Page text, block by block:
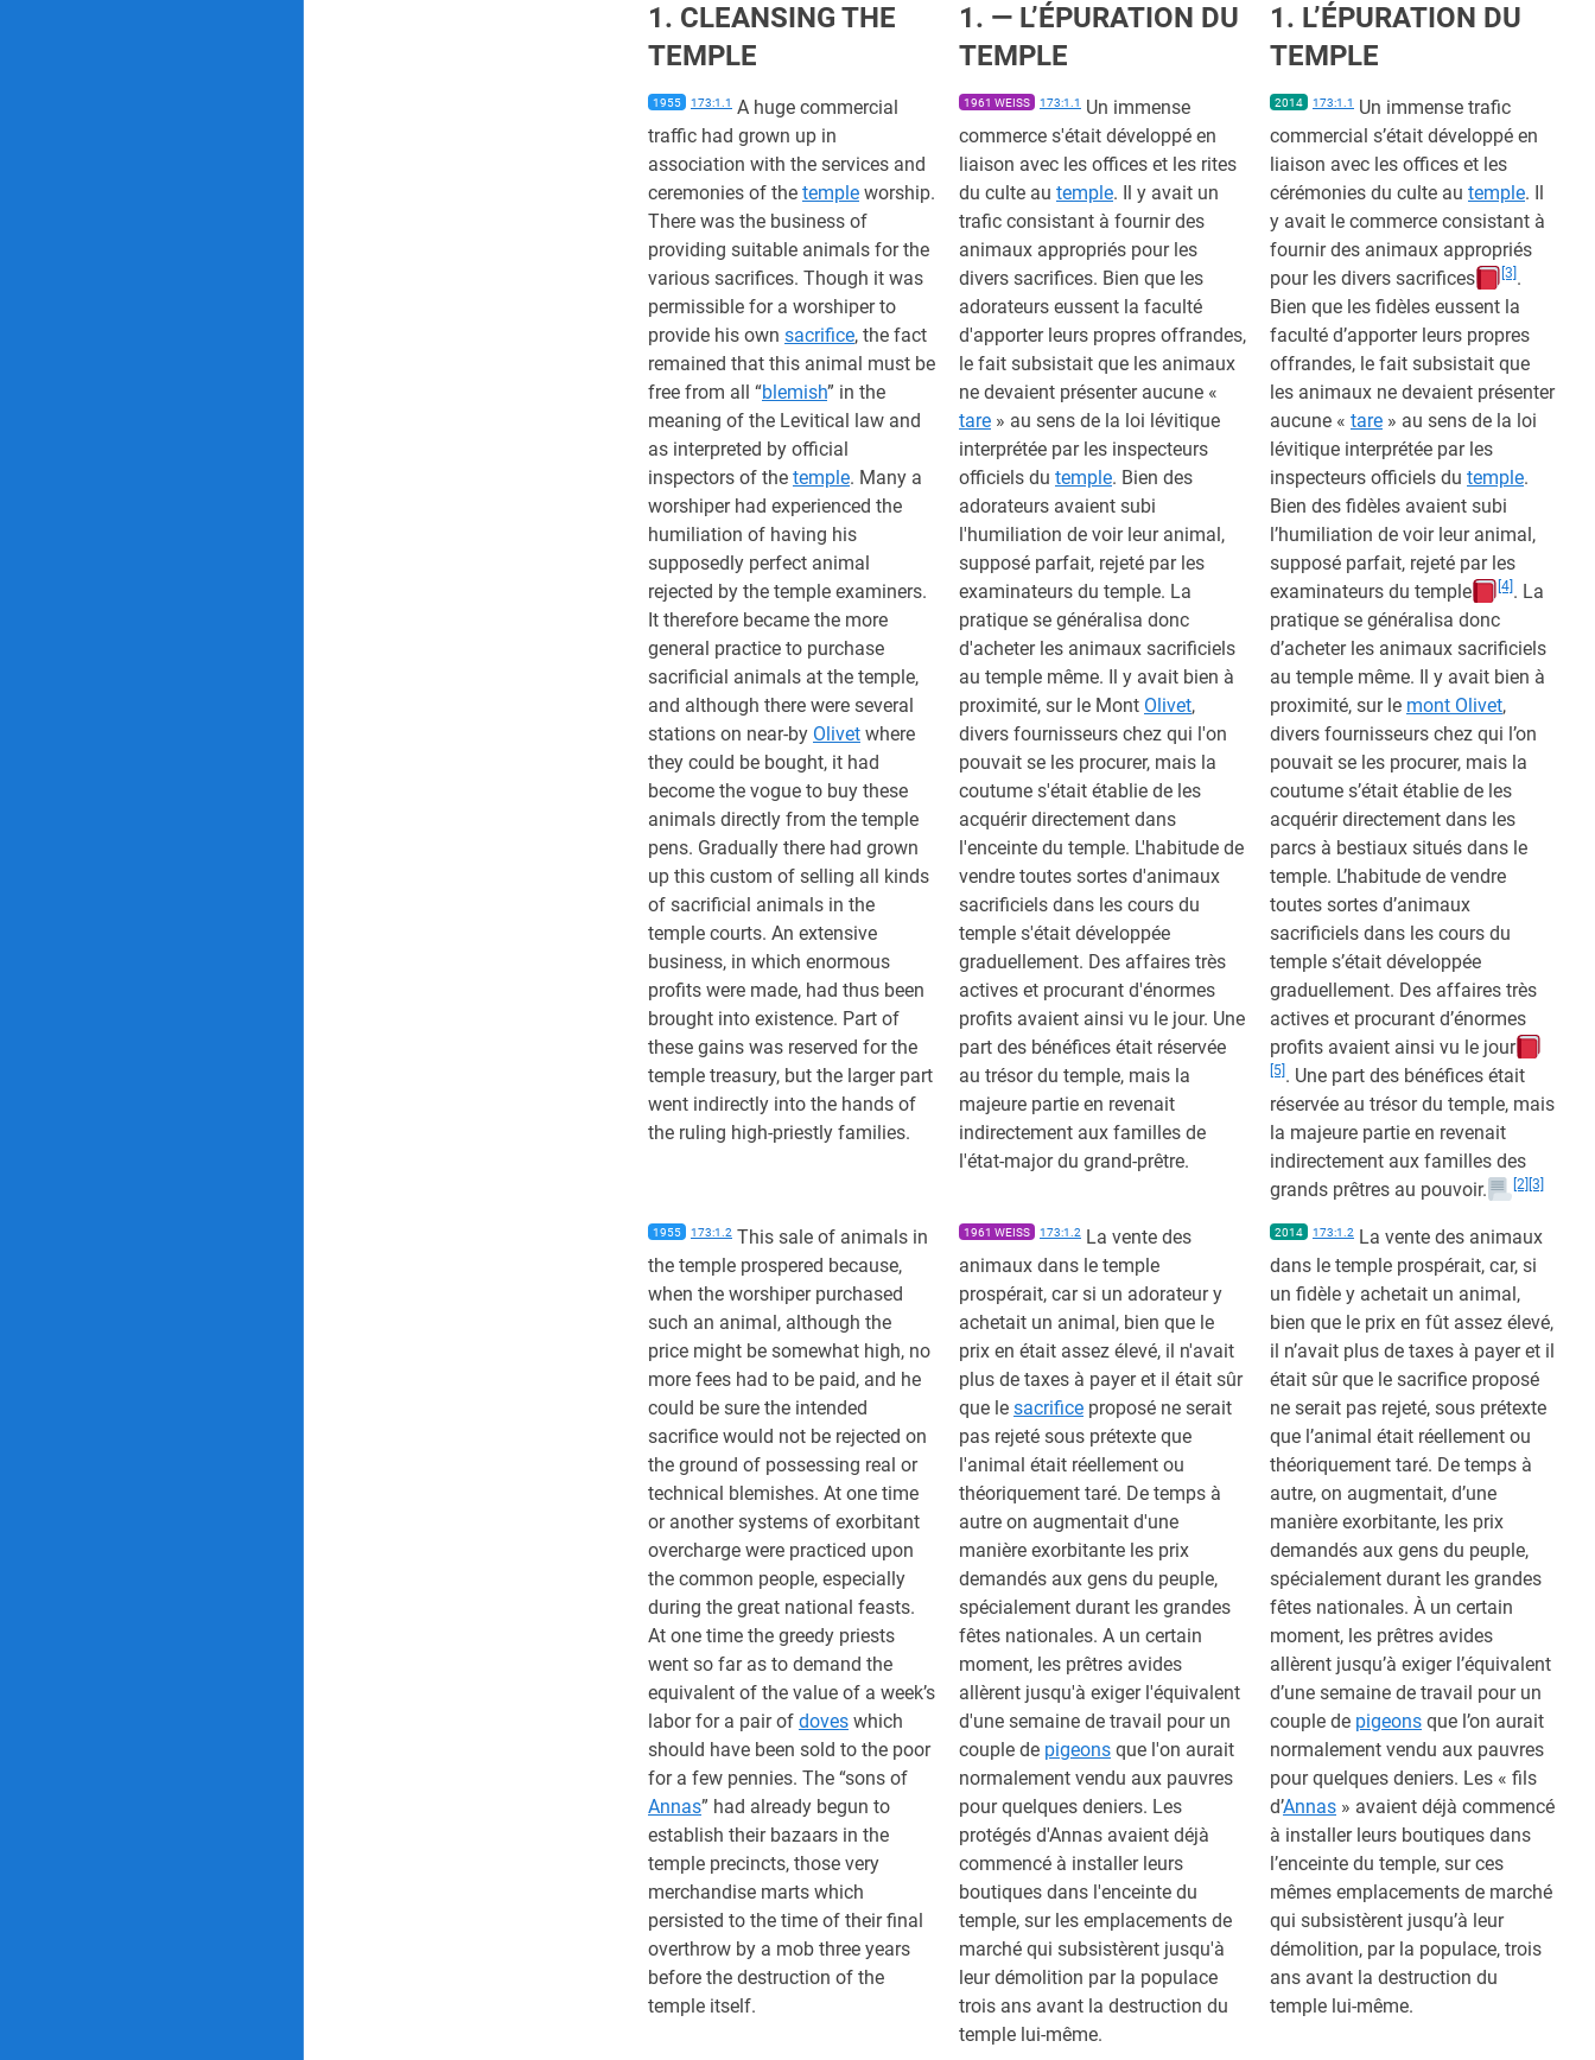
1. CLEANSING THE
TEMPLE
1. — L’ÉPURATION DU
TEMPLE
1. L’ÉPURATION DU
TEMPLE
1955 173:1.1 A huge commercial
traffic had grown up in
association with the services and
ceremonies of the temple worship.
There was the business of
providing suitable animals for the
various sacrifices. Though it was
permissible for a worshiper to
provide his own sacrifice, the fact
remained that this animal must be
free from all “blemish” in the
meaning of the Levitical law and
as interpreted by official
inspectors of the temple. Many a
worshiper had experienced the
humiliation of having his
supposedly perfect animal
rejected by the temple examiners.
It therefore became the more
general practice to purchase
sacrificial animals at the temple,
and although there were several
stations on near-by Olivet where
they could be bought, it had
become the vogue to buy these
animals directly from the temple
pens. Gradually there had grown
up this custom of selling all kinds
of sacrificial animals in the
temple courts. An extensive
business, in which enormous
profits were made, had thus been
brought into existence. Part of
these gains was reserved for the
temple treasury, but the larger part
went indirectly into the hands of
the ruling high-priestly families.
1961 WEISS 173:1.1
Un immense
commerce s'était développé en
liaison avec les offices et les rites
du culte au temple. Il y avait un
trafic consistant à fournir des
animaux appropriés pour les
divers sacrifices. Bien que les
adorateurs eussent la faculté
d'apporter leurs propres offrandes,
le fait subsistait que les animaux
ne devaient présenter aucune «
tare » au sens de la loi lévitique
interprétée par les inspecteurs
officiels du temple. Bien des
adorateurs avaient subi
l'humiliation de voir leur animal,
supposé parfait, rejeté par les
examinateurs du temple. La
pratique se généralisa donc
d'acheter les animaux sacrificiels
au temple même. Il y avait bien à
proximité, sur le Mont Olivet,
divers fournisseurs chez qui l'on
pouvait se les procurer, mais la
coutume s'était établie de les
acquérir directement dans
l'enceinte du temple. L'habitude de
vendre toutes sortes d'animaux
sacrificiels dans les cours du
temple s'était développée
graduellement. Des affaires très
actives et procurant d'énormes
profits avaient ainsi vu le jour. Une
part des bénéfices était réservée
au trésor du temple, mais la
majeure partie en revenait
indirectement aux familles de
l'état-major du grand-prêtre.
2014 173:1.1
Un immense trafic
commercial s’était développé en
liaison avec les offices et les
cérémonies du culte au temple. Il
y avait le commerce consistant à
fournir des animaux appropriés
pour les divers sacrifices
[3] .
Bien que les fidèles eussent la
faculté d’apporter leurs propres
offrandes, le fait subsistait que
les animaux ne devaient présenter
aucune « tare » au sens de la loi
lévitique interprétée par les
inspecteurs officiels du temple.
Bien des fidèles avaient subi
l’humiliation de voir leur animal,
supposé parfait, rejeté par les
examinateurs du temple
[4] . La
pratique se généralisa donc
d’acheter les animaux sacrificiels
au temple même. Il y avait bien à
proximité, sur le mont Olivet,
divers fournisseurs chez qui l’on
pouvait se les procurer, mais la
coutume s’était établie de les
acquérir directement dans les
parcs à bestiaux situés dans le
temple. L’habitude de vendre
toutes sortes d’animaux
sacrificiels dans les cours du
temple s’était développée
graduellement. Des affaires très
actives et procurant d’énormes
profits avaient ainsi vu le jour
[5] . Une part des bénéfices était
réservée au trésor du temple, mais
la majeure partie en revenait
indirectement aux familles des
grands prêtres au pouvoir.
[2] [3]
1955 173:1.2 This sale of animals in
the temple prospered because,
when the worshiper purchased
such an animal, although the
price might be somewhat high, no
more fees had to be paid, and he
could be sure the intended
sacrifice would not be rejected on
the ground of possessing real or
technical blemishes. At one time
or another systems of exorbitant
overcharge were practiced upon
the common people, especially
during the great national feasts.
At one time the greedy priests
went so far as to demand the
equivalent of the value of a week’s
labor for a pair of doves which
should have been sold to the poor
for a few pennies. The “sons of
Annas” had already begun to
establish their bazaars in the
temple precincts, those very
merchandise marts which
persisted to the time of their final
overthrow by a mob three years
before the destruction of the
temple itself.
1961 WEISS 173:1.2 La vente des
animaux dans le temple
prospérait, car si un adorateur y
achetait un animal, bien que le
prix en était assez élevé, il n'avait
plus de taxes à payer et il était sûr
que le sacrifice proposé ne serait
pas rejeté sous prétexte que
l'animal était réellement ou
théoriquement taré. De temps à
autre on augmentait d'une
manière exorbitante les prix
demandés aux gens du peuple,
spécialement durant les grandes
fêtes nationales. A un certain
moment, les prêtres avides
allèrent jusqu'à exiger l'équivalent
d'une semaine de travail pour un
couple de pigeons que l'on aurait
normalement vendu aux pauvres
pour quelques deniers. Les
protégés d'Annas avaient déjà
commencé à installer leurs
boutiques dans l'enceinte du
temple, sur les emplacements de
marché qui subsistèrent jusqu'à
leur démolition par la populace
trois ans avant la destruction du
temple lui-même.
2014 173:1.2 La vente des animaux
dans le temple prospérait, car, si
un fidèle y achetait un animal,
bien que le prix en fût assez élevé,
il n’avait plus de taxes à payer et il
était sûr que le sacrifice proposé
ne serait pas rejeté, sous prétexte
que l’animal était réellement ou
théoriquement taré. De temps à
autre, on augmentait, d’une
manière exorbitante, les prix
demandés aux gens du peuple,
spécialement durant les grandes
fêtes nationales. À un certain
moment, les prêtres avides
allèrent jusqu’à exiger l’équivalent
d’une semaine de travail pour un
couple de pigeons que l’on aurait
normalement vendu aux pauvres
pour quelques deniers. Les « fils
d’Annas » avaient déjà commencé
à installer leurs boutiques dans
l’enceinte du temple, sur ces
mêmes emplacements de marché
qui subsistèrent jusqu’à leur
démolition, par la populace, trois
ans avant la destruction du
temple lui-même.